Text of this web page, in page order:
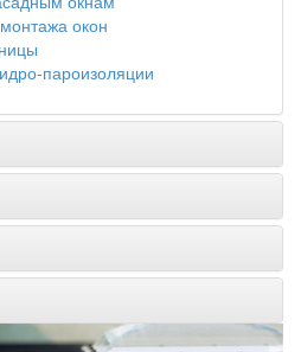
окон
пароизоляции